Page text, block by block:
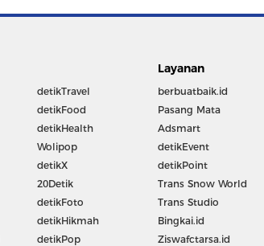
detikTravel
detikFood
detikHealth
Wolipop
detikX
20Detik
detikFoto
detikHikmah
detikPop
Layanan
berbuatbaik.id
Pasang Mata
Adsmart
detikEvent
detikPoint
Trans Snow World
Trans Studio
Bingkai.id
Ziswafctarsa.id